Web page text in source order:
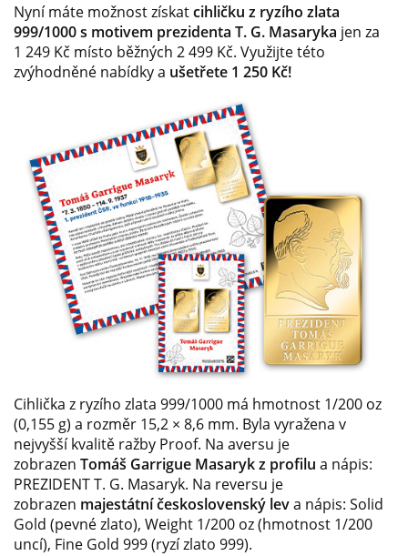
Nyní máte možnost získatcihličku z ryzího zlata
999/1000 s motivem prezidenta T. G. Masaryka jen za
1 249 Kč místo běžných 2 499 Kč. Využijte této
zvýhodněné nabídky a ušetřete 1 250 Kč!
Cihlička z ryzího zlata 999/1000 má hmotnost 1/200 oz
(0,155 g) a rozměr 15,2 × 8,6 mm. Byla vyražena v
nejvyšší kvalitě ražby Proof. Na aversu je
zobrazen Tomáš Garrigue Masarykz profilu a nápis:
PREZIDENT T. G. Masaryk. Na reversu je
zobrazen majestátní československý leva nápis: Solid
Gold (pevné zlato), Weight 1/200 oz (hmotnost 1/200
uncí), Fine Gold 999 (ryzí zlato 999).